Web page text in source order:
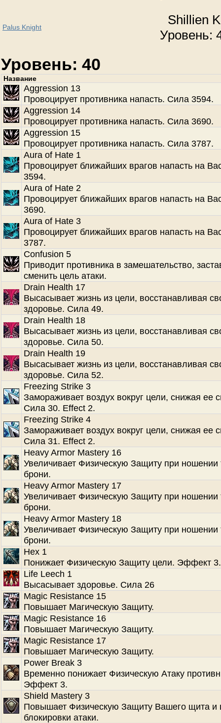
Palus Knight
Shillien
Уровень:
Уровень: 40
Название
Aggression 13
Провоцирует противника напасть. Сила 3594.
Aggression 14
Провоцирует противника напасть. Сила 3690.
Aggression 15
Провоцирует противника напасть. Сила 3787.
Aura of Hate 1
Провоцирует ближайших врагов напасть на
3594.
Aura of Hate 2
Провоцирует ближайших врагов напасть на
3690.
Aura of Hate 3
Провоцирует ближайших врагов напасть на
3787.
Confusion 5
Приводит противника в замешательство,
сменить цель атаки.
Drain Health 17
Высасывает жизнь из цели, восстанавливая
здоровье. Сила 49.
Drain Health 18
Высасывает жизнь из цели, восстанавливая
здоровье. Сила 50.
Drain Health 19
Высасывает жизнь из цели, восстанавливая
здоровье. Сила 52.
Freezing Strike 3
Замораживает воздух вокруг цели, снижая ее
Сила 30. Effect 2.
Freezing Strike 4
Замораживает воздух вокруг цели, снижая ее
Сила 31. Effect 2.
Heavy Armor Mastery 16
Увеличивает Физическую Защиту при ношении
брони.
Heavy Armor Mastery 17
Увеличивает Физическую Защиту при ношении
брони.
Heavy Armor Mastery 18
Увеличивает Физическую Защиту при ношении
брони.
Hex 1
Понижает Физическую Защиту цели. Эффект 3.
Life Leech 1
Высасывает здоровье. Сила 26
Magic Resistance 15
Повышает Магическую Защиту.
Magic Resistance 16
Повышает Магическую Защиту.
Magic Resistance 17
Повышает Магическую Защиту.
Power Break 3
Временно понижает Физическую Атаку
Эффект 3.
Shield Mastery 3
Повышает Физическую Защиту Вашего щита и
блокировки атаки.